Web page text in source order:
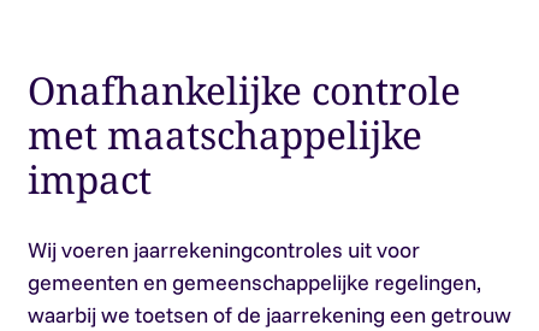
Onafhankelijke controle
met maatschappelijke
impact
Wij voeren jaarrekeningcontroles uit voor
gemeenten en gemeenschappelijke regelingen,
waarbij we toetsen of de jaarrekening een getrouw